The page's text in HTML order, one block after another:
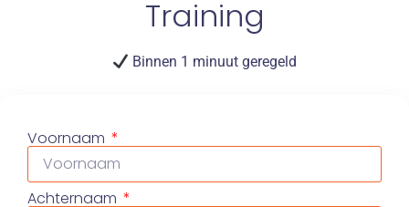
Training
Binnen 1 minuut geregeld
Voornaam
Achternaam